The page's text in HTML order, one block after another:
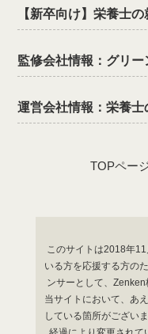
【新卒向け】栄養士
監修会社情報：グリー
運営会社情報：栄養
TOPペー
このサイトは2018年
いる方を応援する方の
ンサーとして、Zenken
当サイトにおいて、あ
している箇所がござい